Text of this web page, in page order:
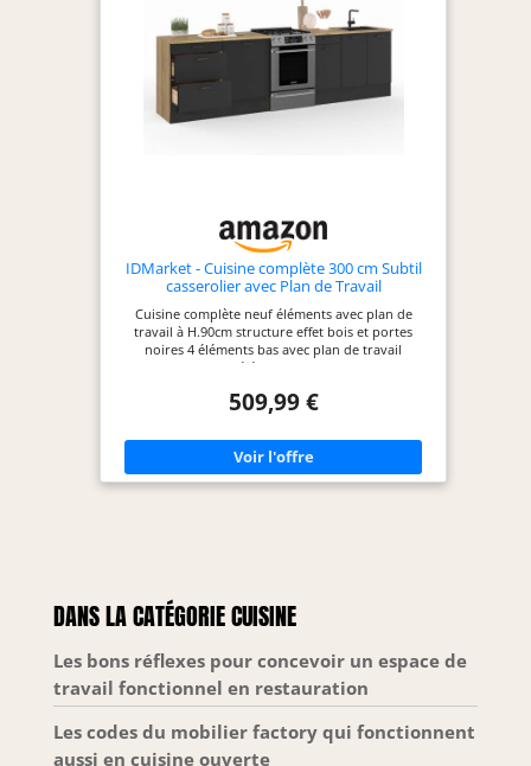
durent dans le temps. FACILITÉ D'INSTALLATION :
Tous les éléments sont pré-percés et vous recevez
un colis unique pour chaque meuble où tout est
inclus. L'installation des meubles est facile et
rapide grâce à notre notice simple et intuitive.
IDMarket - Cuisine complète 300 cm Subtil
casserolier avec Plan de Travail
Cuisine complète neuf éléments avec plan de
travail à H.90cm structure effet bois et portes
noires 4 éléments bas avec plan de travail
recoupable et 5 éléments hauts de 32 cm de
avec poignée de 11 cm, cuisine ultra fonctionnelle
travail de 2,5 cm d'épaisseur 4 éléments bas de 48
cm de profondeur + 4 éléments hauts de 32 cm de
profondeur + plan de travail
509,99 €
DANS LA CATÉGORIE CUISINE
Les bons réflexes pour concevoir un espace de
travail fonctionnel en restauration
Les codes du mobilier factory qui fonctionnent
aussi en cuisine ouverte